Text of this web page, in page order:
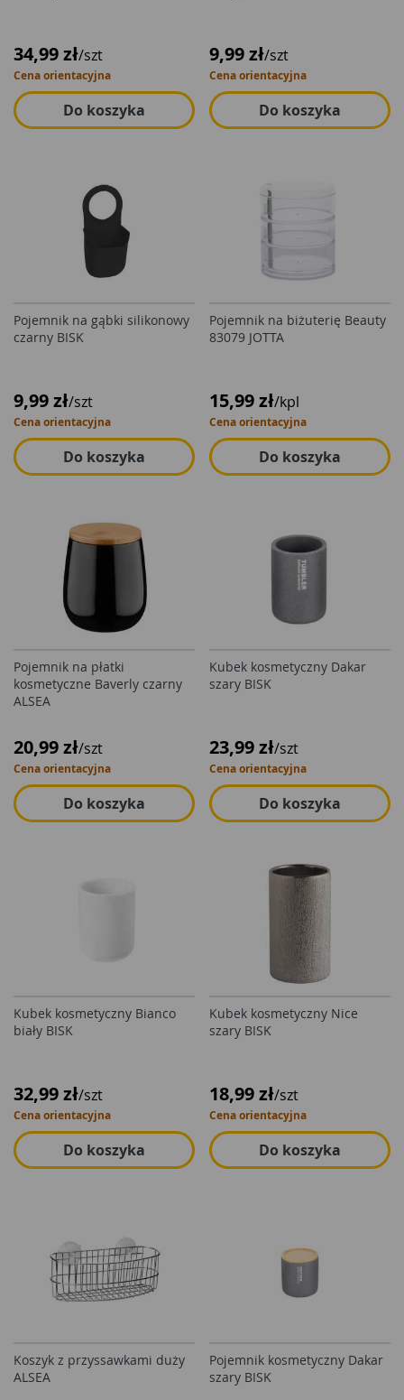
34,99 zł/szt
Cena orientacyjna
Do koszyka
9,99 zł/szt
Cena orientacyjna
Do koszyka
Pojemnik na gąbki silikonowy
czarny BISK
9,99 zł/szt
Cena orientacyjna
Do koszyka
Pojemnik na biżuterię Beauty
83079 JOTTA
15,99 zł/kpl
Cena orientacyjna
Do koszyka
Pojemnik na płatki
kosmetyczne Baverly czarny
ALSEA
20,99 zł/szt
Cena orientacyjna
Do koszyka
Kubek kosmetyczny Dakar
szary BISK
23,99 zł/szt
Cena orientacyjna
Do koszyka
Kubek kosmetyczny Bianco
biały BISK
32,99 zł/szt
Cena orientacyjna
Do koszyka
Kubek kosmetyczny Nice
szary BISK
18,99 zł/szt
Cena orientacyjna
Do koszyka
Koszyk z przyssawkami duży
ALSEA
Pojemnik kosmetyczny Dakar
szary BISK